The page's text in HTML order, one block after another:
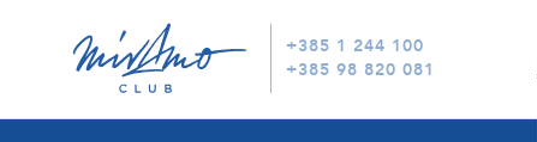
+385 1 244 100
+385 98 820 081